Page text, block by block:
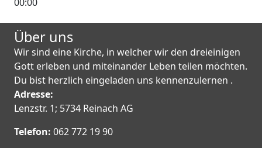
Über uns
Wir sind eine Kirche, in welcher wir den dreieinigen
Gott erleben und miteinander Leben teilen möchten.
Du bist herzlich eingeladen uns kennenzulernen .
Adresse:
Lenzstr. 1; 5734 Reinach AG
Telefon: 062 772 19 90